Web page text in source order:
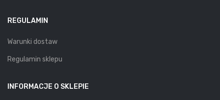
REGULAMIN
Warunki dostaw
Regulamin sklepu
INFORMACJE O SKLEPIE